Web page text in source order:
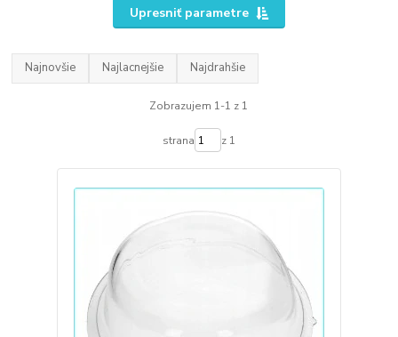
Upresniť parametre
Najnovšie Najlacnejšie Najdrahšie
Zobrazujem 1-1 z 1
strana z 1